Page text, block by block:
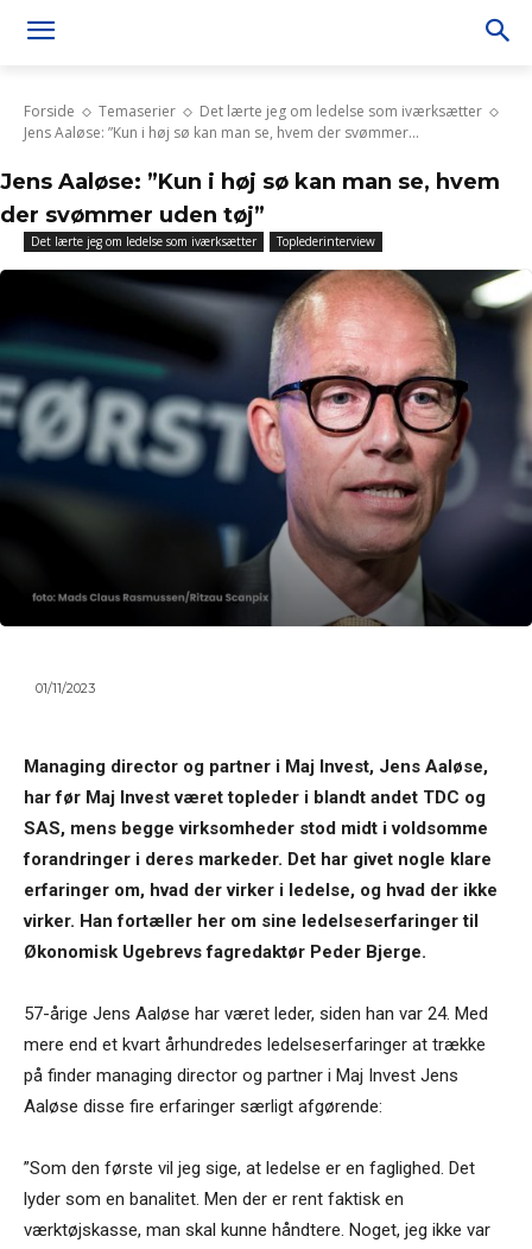
Forside Temaserier
Det lærte jeg om ledelse som iværksætter
Jens Aaløse: ”Kun i høj sø kan man se, hvem der svømmer...
Jens Aaløse: ”Kun i høj sø kan man se, hvem
der svømmer uden tøj”
Det lærte jeg om ledelse som iværksætter Toplederinterview
01/11/2023
Managing director og partner i Maj Invest, Jens Aaløse,
har før Maj Invest været topleder i blandt andet TDC og
SAS, mens begge virksomheder stod midt i voldsomme
forandringer i deres markeder. Det har givet nogle klare
erfaringer om, hvad der virker i ledelse, og hvad der ikke
virker. Han fortæller her om sine ledelseserfaringer til
Økonomisk Ugebrevs fagredaktør Peder Bjerge.
57-årige Jens Aaløse har været leder, siden han var 24. Med
mere end et kvart århundredes ledelseserfaringer at trække
på finder managing director og partner i Maj Invest Jens
Aaløse disse fire erfaringer særligt afgørende:
”Som den første vil jeg sige, at ledelse er en faglighed. Det
lyder som en banalitet. Men der er rent faktisk en
værktøjskasse, man skal kunne håndtere. Noget, jeg ikke var